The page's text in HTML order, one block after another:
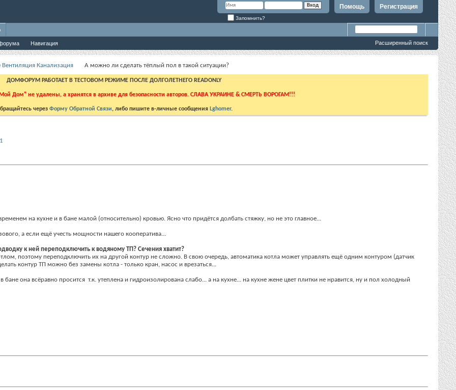
Регистрация
Помощь
Запомнить?
Навигация Расширенный поиск
Канализация А можно ли сделать тёплый пол в такой ситуации?
ДОМФОРУМ РАБОТАЕТ В ТЕСТОВОМ РЕЖИМЕ ПОСЛЕ ДОЛГОЛЕТНЕГО READONLY
Дом" не удалены, а хранятся в архиве для безопасности авторов. СЛАВА УКРАИНЕ & СМЕРТЬ ВОРОГАМ!!!
через Форму Обратной Связи, либо пишите в-личные сообщения Lghomer.
на кухне и в бане малой (относительно) кровью. Ясно что придётся долбать стяжку, но не это главное...
а если ещё учесть мощности нашего кооператива...
к ней переподключить к водяному ТП? Сечения хватит?
поэтому переподключить их на другой контур не сложно. В свою очередь, автоматика котла может управлять ещё одним контуром (датчик
контур ТП можно без замены котла - только кран, насос и врезаться...
бане она всёравно просится т.к. утеплена и гидроизолирована слабо... а на кухне... на кухне жене цвет плитки не нравится, ну и пол холодный